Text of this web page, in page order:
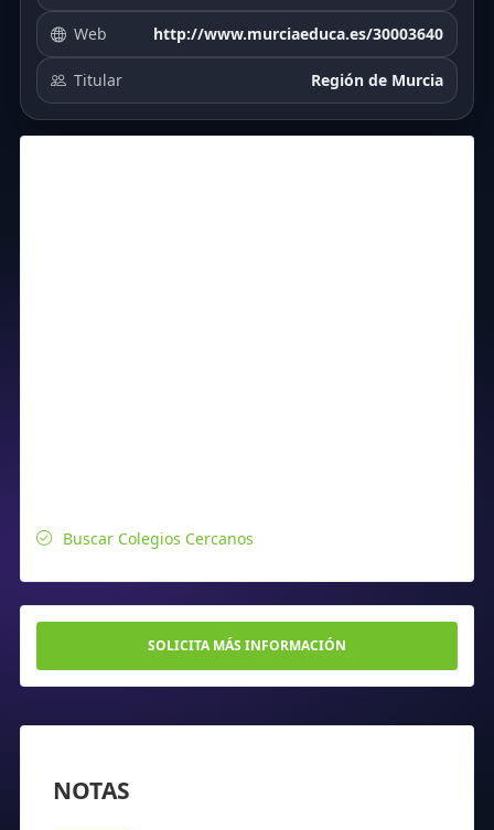
Web http://www.murciaeduca.es/30003640
Titular Región de Murcia
Buscar Colegios Cercanos
SOLICITA MÁS INFORMACIÓN
NOTAS